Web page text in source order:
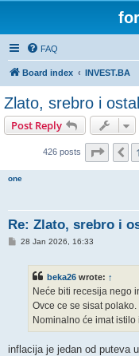
FAQ
Board index INVEST.BA
Zlato, srebro i
Post Reply
426 posts Page 401
one
Re: Zlato, srebro i
P28 Jan 2026, 16:33
beka26 wrote: ↑
Neće biti recesija nego
Ovce ce se sisat polako.
Nominalno će imat
inflacija je jedan od puteva